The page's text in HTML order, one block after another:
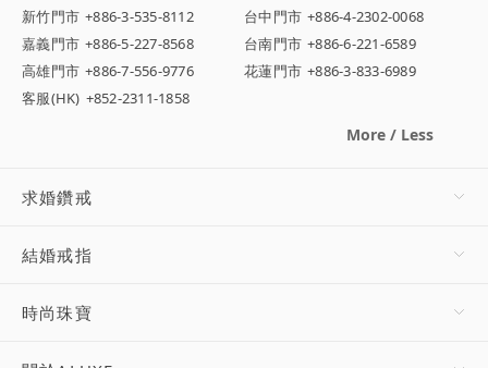
新竹門市 +886-3-535-8112 台中門市 +886-4-2302-0068
嘉義門市 +886-5-227-8568 台南門市 +886-6-221-6589
高雄門市 +886-7-556-9776 花蓮門市 +886-3-833-6989
客服(HK) +852-2311-1858
More / Less
求婚鑽戒
結婚戒指
時尚珠寶